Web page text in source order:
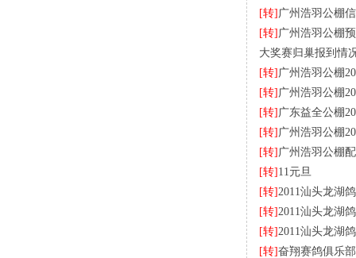
[转] 广州浩羽公棚
[转] 广州浩羽公棚
大奖赛归巢报到情
[转] 广州浩羽公棚
[转] 广州浩羽公棚
[转] 广东益全公棚
[转] 广州浩羽公棚
[转] 广州浩羽公棚
[转] 11元旦
[转]2011汕头龙湖
[转]2011汕头龙湖
[转]2011汕头龙湖
[转]奋翔赛鸽俱乐